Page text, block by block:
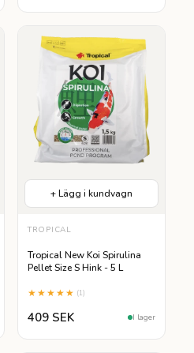
+ Lägg i kundvagn
TROPICAL
Tropical New Koi Spirulina
Pellet Size S Hink - 5 L
★★★★★ (1)
409 SEK I lager